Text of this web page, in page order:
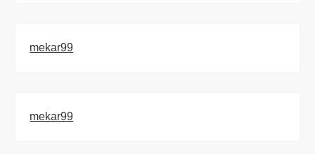
mekar99
mekar99